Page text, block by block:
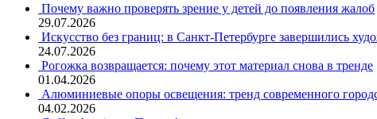
Почему важно проверять зрение у детей до появления жалоб
29.07.2026
Искусство без границ: в Санкт-Петербурге завершились
24.07.2026
Рогожка возвращается: почему этот материал снова в тренде
01.04.2026
Алюминиевые опоры освещения: тренд современного
04.02.2026